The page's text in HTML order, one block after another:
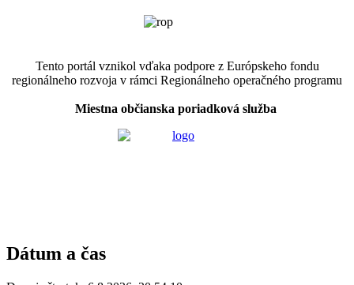
Tento portál vznikol vďaka podpore z Európskeho fondu
regionálneho rozvoja v rámci Regionálneho operačného programu
Miestna občianska poriadková služba
Dátum a čas